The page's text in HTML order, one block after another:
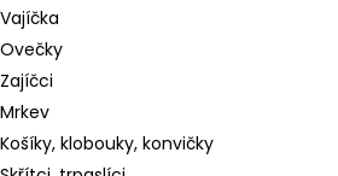
klobouky, konvičky